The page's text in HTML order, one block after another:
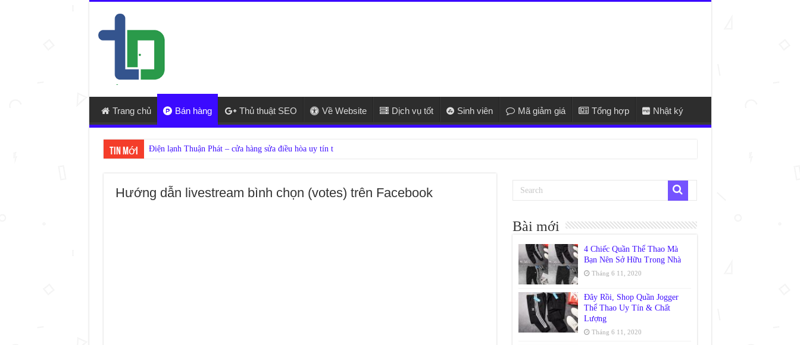
Trang chủ Bán hàng Thủ thuật SEO Về Website Dịch vụ tốt Sinh viên Mã giảm giá Tổng hợp Nhật ký
Tin mới Nếu ở Đố
Hướng dẫn livestream bình chọn (votes) trên Facebook
Bài mới
4 Chiếc Quần Thể Thao Mà
Bạn Nên Sở Hữu Trong Nhà
Tháng 6 11, 2020
Đây Rồi, Shop Quần Jogger
Thể Thao Uy Tín & Chất
Lượng
Tháng 6 11, 2020